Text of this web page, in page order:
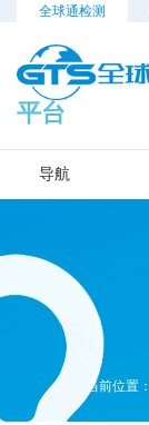
全球通检测
平台
导航
当前位置：